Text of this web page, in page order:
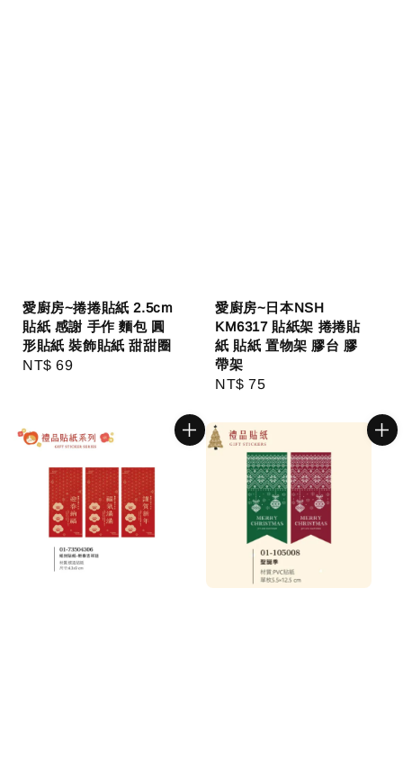
愛廚房~捲捲貼紙 2.5cm
貼紙 感謝 手作 麵包 圓
形貼紙 裝飾貼紙 甜甜圈
Regular
NT$ 69
愛廚房~日本NSH
KM6317 貼紙架 捲捲貼
紙 貼紙 置物架 膠台 膠
帶架
Regular
NT$ 75